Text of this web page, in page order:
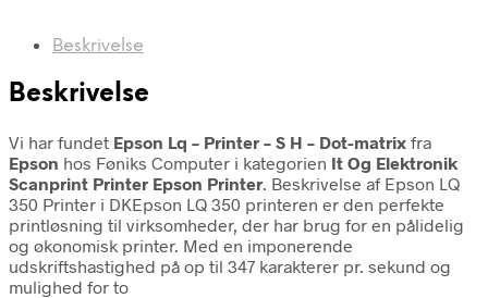
Beskrivelse
Beskrivelse
Vi har fundet Epson Lq – Printer – S H – Dot-matrix fra
Epson hos Føniks Computer i kategorien It Og Elektronik
Scanprint Printer Epson Printer. Beskrivelse af Epson LQ
350 Printer i DKEpson LQ 350 printeren er den perfekte
printløsning til virksomheder, der har brug for en pålidelig
og økonomisk printer. Med en imponerende
udskriftshastighed på op til 347 karakterer pr. sekund og
mulighed for to